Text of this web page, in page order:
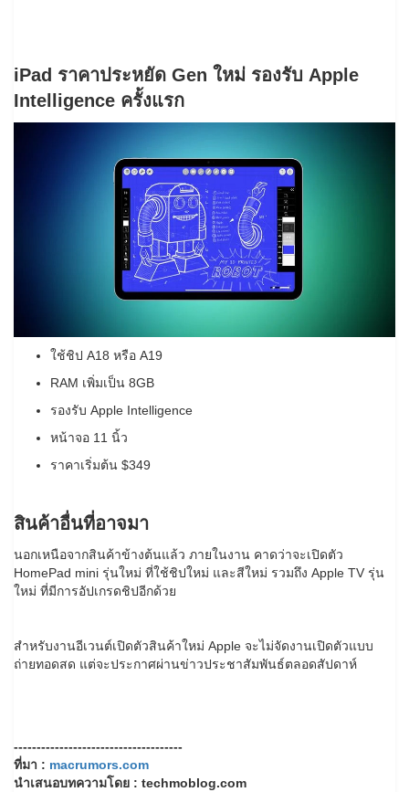
iPad ราคาประหยัด Gen ใหม่ รองรับ Apple
Intelligence ครั้งแรก
ใช้ชิป A18 หรือ A19
RAM เพิ่มเป็น 8GB
รองรับ Apple Intelligence
หน้าจอ 11 นิ้ว
ราคาเริ่มต้น $349
สินค้าอื่นที่อาจมา
นอกเหนือจากสินค้าข้างต้นแล้ว ภายในงาน คาดว่าจะเปิดตัว
HomePad mini รุ่นใหม่ ที่ใช้ชิปใหม่ และสีใหม่ รวมถึง Apple TV รุ่น
ใหม่ ที่มีการอัปเกรดชิปอีกด้วย
สำหรับงานอีเวนต์เปิดตัวสินค้าใหม่ Apple จะไม่จัดงานเปิดตัวแบบ
ถ่ายทอดสด แต่จะประกาศผ่านข่าวประชาสัมพันธ์ตลอดสัปดาห์
-------------------------------------
ที่มา : macrumors.com
นำเสนอบทความโดย : techmoblog.com